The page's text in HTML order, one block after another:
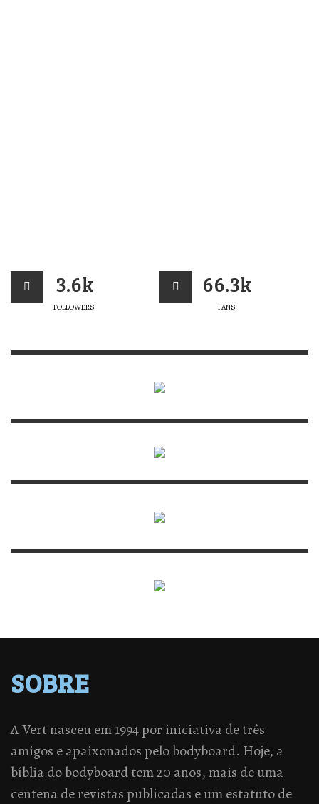
3.6k
FOLLOWERS
66.3k
FANS
SOBRE
A Vert nasceu em 1994 por iniciativa de três
amigos e apaixonados pelo bodyboard. Hoje, a
bíblia do bodyboard tem 20 anos, mais de uma
centena de revistas publicadas e um estatuto de